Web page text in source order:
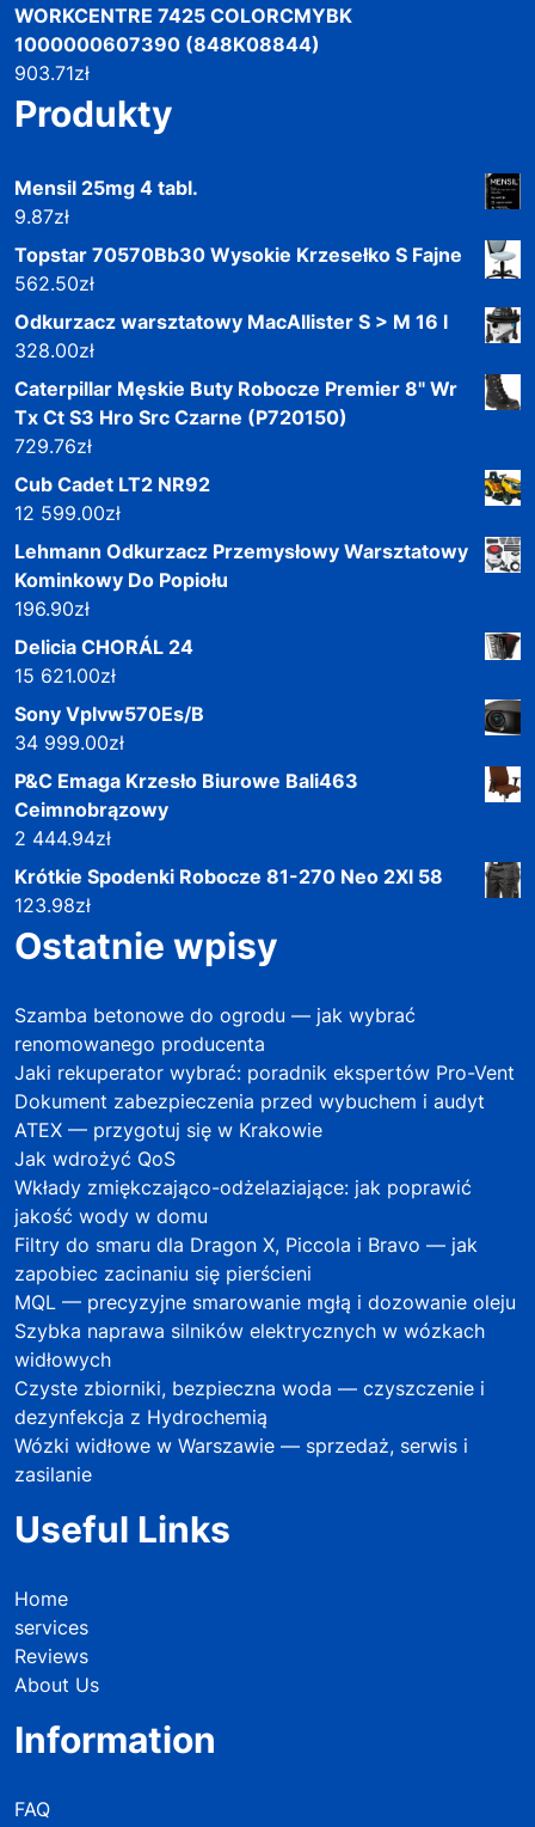
WORKCENTRE 7425 COLORCMYBK
1000000607390 (848K08844)
903.71zł
Produkty
Mensil 25mg 4 tabl.
9.87zł
Topstar 70570Bb30 Wysokie Krzesełko S Fajne
562.50zł
Odkurzacz warsztatowy MacAllister S > M 16 l
328.00zł
Caterpillar Męskie Buty Robocze Premier 8" Wr
Tx Ct S3 Hro Src Czarne (P720150)
729.76zł
Cub Cadet LT2 NR92
12 599.00zł
Lehmann Odkurzacz Przemysłowy Warsztatowy
Kominkowy Do Popiołu
196.90zł
Delicia CHORÁL 24
15 621.00zł
Sony Vplvw570Es/B
34 999.00zł
P&C Emaga Krzesło Biurowe Bali463
Ceimnobrązowy
2 444.94zł
Krótkie Spodenki Robocze 81-270 Neo 2Xl 58
123.98zł
Ostatnie wpisy
Szamba betonowe do ogrodu — jak wybrać
renomowanego producenta
Jaki rekuperator wybrać: poradnik ekspertów Pro-Vent
Dokument zabezpieczenia przed wybuchem i audyt
ATEX — przygotuj się w Krakowie
Jak wdrożyć QoS
Wkłady zmiękczająco-odżelaziające: jak poprawić
jakość wody w domu
Filtry do smaru dla Dragon X, Piccola i Bravo — jak
zapobiec zacinaniu się pierścieni
MQL — precyzyjne smarowanie mgłą i dozowanie oleju
Szybka naprawa silników elektrycznych w wózkach
widłowych
Czyste zbiorniki, bezpieczna woda — czyszczenie i
dezynfekcja z Hydrochemią
Wózki widłowe w Warszawie — sprzedaż, serwis i
zasilanie
Useful Links
Home
services
Reviews
About Us
Information
FAQ